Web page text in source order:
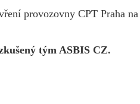
provozovny CPT Praha
tým ASBIS CZ.